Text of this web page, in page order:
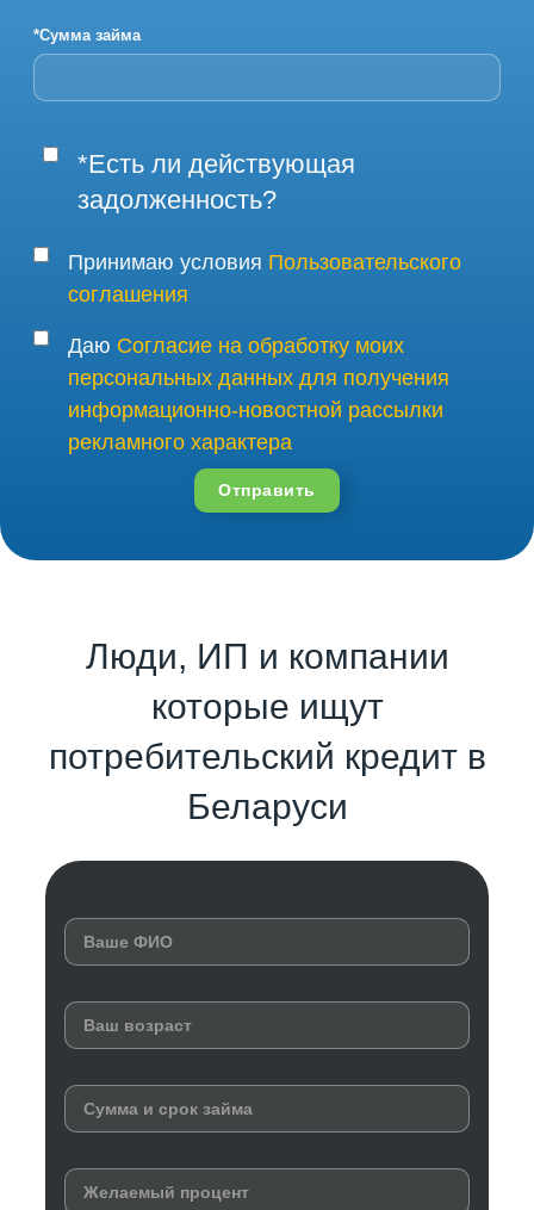
*Сумма займа
*Есть ли действующая
задолженность?
Принимаю условия Пользовательского
соглашения
Даю Согласие на обработку моих
персональных данных для получения
информационно-новостной рассылки
рекламного характера
Отправить
Люди, ИП и компании
которые ищут
потребительский кредит в
Беларуси